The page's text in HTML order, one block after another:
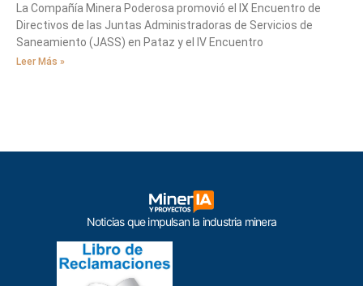
La Compañía Minera Poderosa promovió el IX Encuentro de
Directivos de las Juntas Administradoras de Servicios de
Saneamiento (JASS) en Pataz y el IV Encuentro
Leer Más »
Noticias que impulsan la industria minera